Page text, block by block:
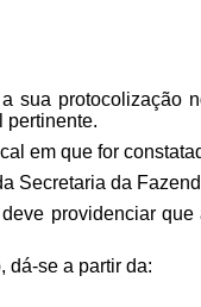
sua protocolização
pertinente.
em que for
Secretaria da
providenciar
dá-se a partir da: